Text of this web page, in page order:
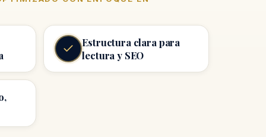
Estructura clara para
lectura y SEO